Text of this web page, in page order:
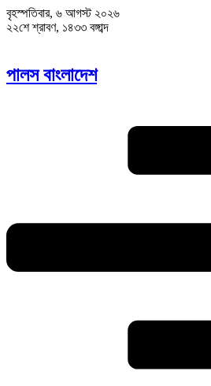
বৃহস্পতিবার, ৬ আগস্ট ২০২৬
২২শে শ্রাবণ, ১৪৩৩ বঙ্গাব্দ
পালস বাংলাদেশ